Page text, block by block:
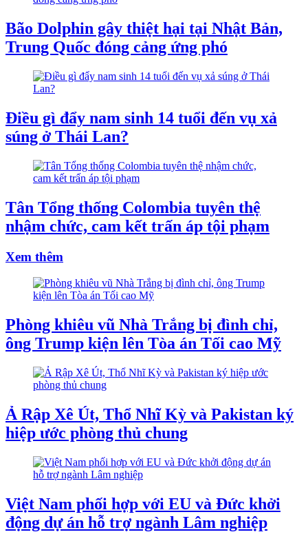
Bão Dolphin gây thiệt hại tại Nhật Bản,
Trung Quốc đóng cảng ứng phó
Điều gì đẩy nam sinh 14 tuổi đến vụ xả
súng ở Thái Lan?
Tân Tổng thống Colombia tuyên thệ
nhậm chức, cam kết trấn áp tội phạm
Xem thêm
Phòng khiêu vũ Nhà Trắng bị đình chỉ,
ông Trump kiện lên Tòa án Tối cao Mỹ
Ả Rập Xê Út, Thổ Nhĩ Kỳ và Pakistan ký
hiệp ước phòng thủ chung
Việt Nam phối hợp với EU và Đức khởi
động dự án hỗ trợ ngành Lâm nghiệp